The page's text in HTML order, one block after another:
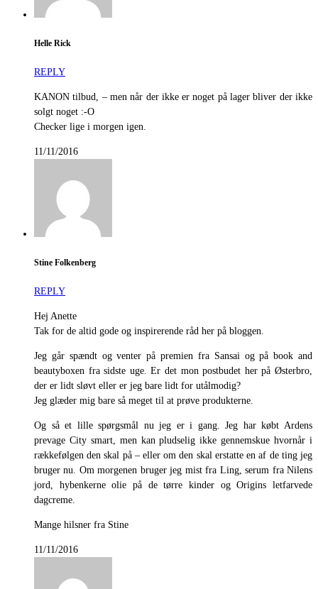
Helle Rick
REPLY
KANON tilbud, – men når der ikke er noget på lager bliver der ikke
solgt noget :-O
Checker lige i morgen igen.
11/11/2016
Stine Folkenberg
REPLY
Hej Anette
Tak for de altid gode og inspirerende råd her på bloggen.
Jeg går spændt og venter på premien fra Sansai og på book and
beautyboxen fra sidste uge. Er det mon postbudet her på Østerbro,
der er lidt sløvt eller er jeg bare lidt for utålmodig?
Jeg glæder mig bare så meget til at prøve produkterne.
Og så et lille spørgsmål nu jeg er i gang. Jeg har købt Ardens
prevage City smart, men kan pludselig ikke gennemskue hvornår i
rækkefølgen den skal på – eller om den skal erstatte en af de ting jeg
bruger nu. Om morgenen bruger jeg mist fra Ling, serum fra Nilens
jord, hybenkerne olie på de tørre kinder og Origins letfarvede
dagcreme.
Mange hilsner fra Stine
11/11/2016